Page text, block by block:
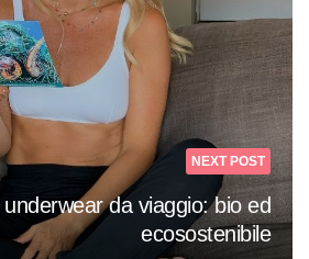
NEXT POST
da viaggio: bio ed
ecosostenibile